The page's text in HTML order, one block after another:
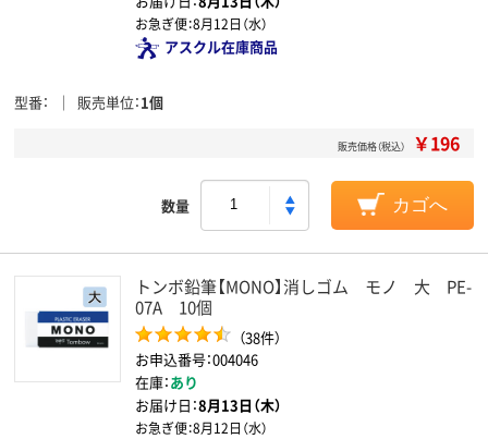
お急ぎ便：8月12日（水）
アスクル在庫商品
型番 販売単位 1個
販売価格（税込） ￥196
数量 カゴへ
トンボ鉛筆【MONO】消しゴム モノ 大 PE-
07A 10個
（38件）
お申込番号：004046
在庫：あり
お届け日：8月13日（木）
お急ぎ便：8月12日（水）